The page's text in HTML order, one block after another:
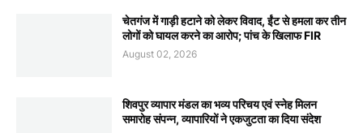
चेतगंज में गाड़ी हटाने को लेकर विवाद, ईंट से हमला कर तीन
लोगों को घायल करने का आरोप; पांच के खिलाफ FIR
August 02, 2026
शिवपुर व्यापार मंडल का भव्य परिचय एवं स्नेह मिलन
समारोह संपन्न, व्यापारियों ने एकजुटता का दिया संदेश